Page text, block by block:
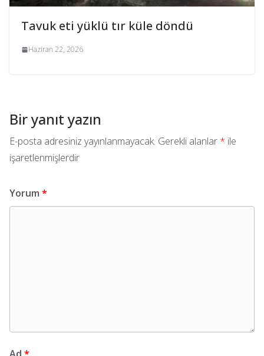
Tavuk eti yüklü tır küle döndü
Haziran 22, 2026
Bir yanıt yazın
E-posta adresiniz yayınlanmayacak. Gerekli alanlar * ile
işaretlenmişlerdir
Yorum *